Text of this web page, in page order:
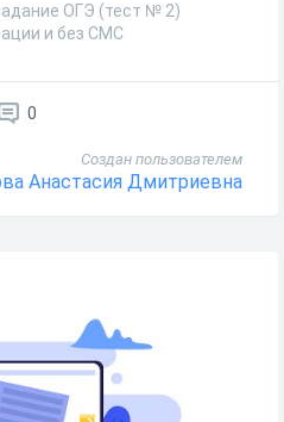
ОГЭ (тест № 2)
и без СМС
0
Создан пользователем
Анастасия Дмитриевна